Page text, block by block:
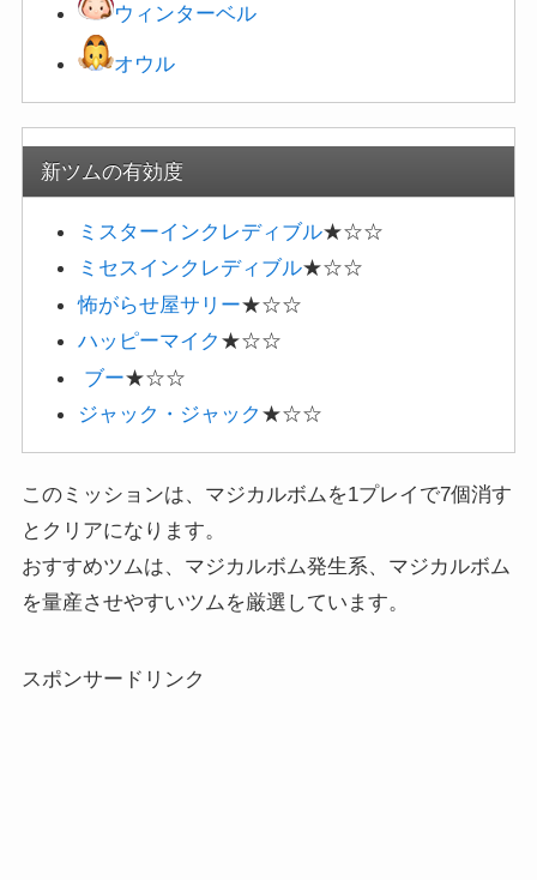
ウィンターベル
オウル
新ツムの有効度
ミスターインクレディブル★☆☆
ミセスインクレディブル★☆☆
怖がらせ屋サリー★☆☆
ハッピーマイク ★☆☆
ブー★☆☆
ジャック・ジャック ★☆☆
このミッションは、マジカルボムを1プレイで7個消す
とクリアになります。
おすすめツムは、マジカルボム発生系、マジカルボム
を量産させやすいツムを厳選しています。
スポンサードリンク